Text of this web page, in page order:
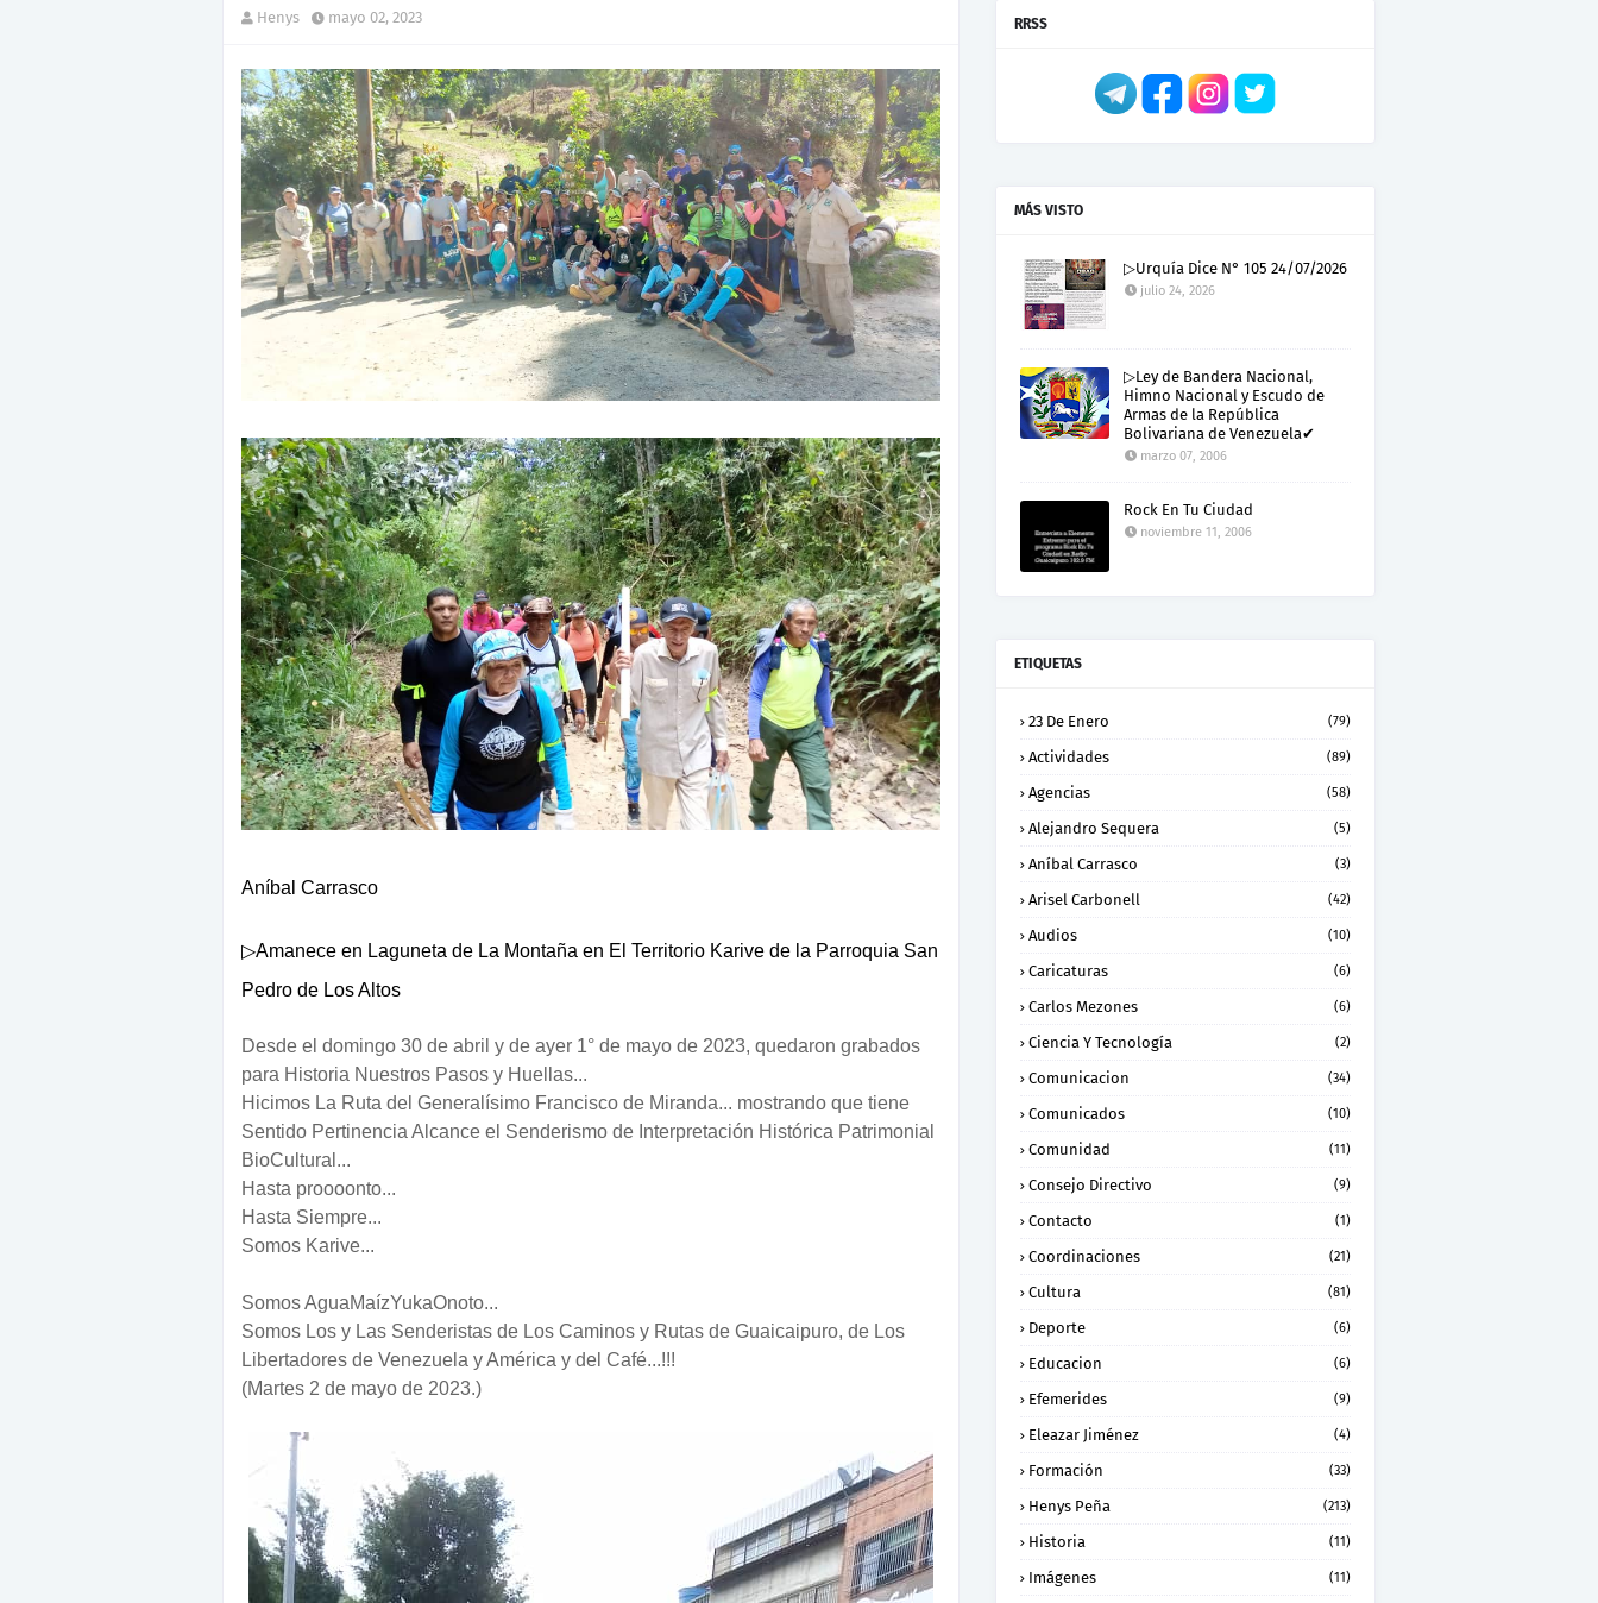
Henys mayo 02, 2023
Aníbal Carrasco
▷Amanece en Laguneta de La Montaña en El Territorio Karive de la Parroquia San
Pedro de Los Altos
Desde el domingo 30 de abril y de ayer 1° de mayo de 2023, quedaron grabados
para Historia Nuestros Pasos y Huellas...
Hicimos La Ruta del Generalísimo Francisco de Miranda... mostrando que tiene
Sentido Pertinencia Alcance el Senderismo de Interpretación Histórica Patrimonial
BioCultural...
Hasta proooonto...
Hasta Siempre...
Somos Karive...
Somos AguaMaízYukaOnoto...
Somos Los y Las Senderistas de Los Caminos y Rutas de Guaicaipuro, de Los
Libertadores de Venezuela y América y del Café...!!!
(Martes 2 de mayo de 2023.)
RRSS
MÁS VISTO
▷Urquía Dice N° 105 24/07/2026
julio 24, 2026
▷Ley de Bandera Nacional,
Himno Nacional y Escudo de
Armas de la República
Bolivariana de Venezuela✔
marzo 07, 2006
Rock En Tu Ciudad
noviembre 11, 2006
ETIQUETAS
23 De Enero (79)
Actividades (89)
Agencias (58)
Alejandro Sequera (5)
Aníbal Carrasco (3)
Arisel Carbonell (42)
Audios (10)
Caricaturas (6)
Carlos Mezones (6)
Ciencia Y Tecnología (2)
Comunicacion (34)
Comunicados (10)
Comunidad (11)
Consejo Directivo (9)
Contacto (1)
Coordinaciones (21)
Cultura (81)
Deporte (6)
Educacion (6)
Efemerides (9)
Eleazar Jiménez (4)
Formación (33)
Henys Peña (213)
Historia (11)
Imágenes (11)